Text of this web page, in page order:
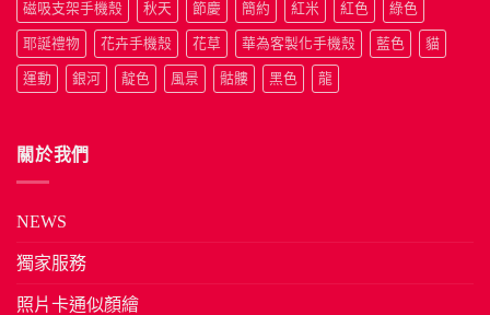
磁吸支架手機殼 秋天 節慶 簡約 紅米 紅色 綠色
耶誕禮物 花卉手機殼 花草 華為客製化手機殼 藍色 貓
運動 銀河 靛色 風景 骷髏 黑色 龍
關於我們
NEWS
獨家服務
照片卡通似顏繪